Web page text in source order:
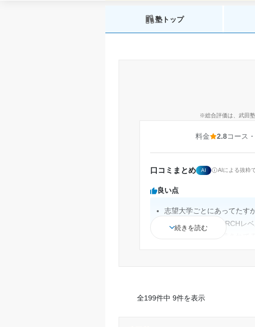
塾トップ
※総合評価は、武田
料金 2.8コース
口コミまとめ AI AIによる抜粋
良い点
志望大学ごとにあってたす
東駒専レベル、MARCHレ
から。それに関しては感謝
続きを読む
全199件中 9件を表示